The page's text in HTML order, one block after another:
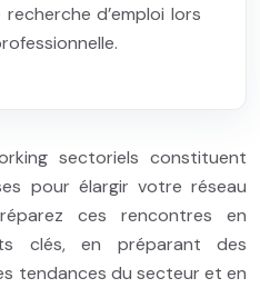
d’emploi lors
sectoriels constituent
pour élargir votre réseau
ces rencontres en
clés, en préparant des
tendances du secteur et en